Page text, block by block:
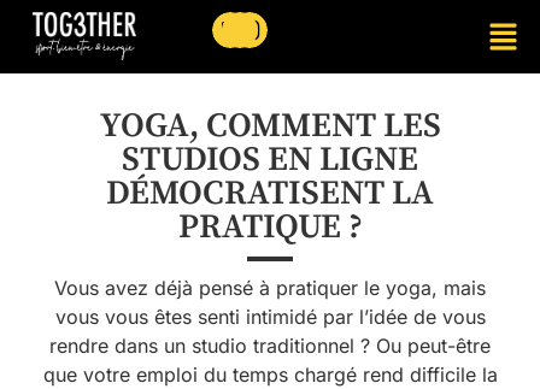
YOGA, COMMENT LES
STUDIOS EN LIGNE
DÉMOCRATISENT LA
PRATIQUE ?
Vous avez déjà pensé à pratiquer le yoga, mais
vous vous êtes senti intimidé par l’idée de vous
rendre dans un studio traditionnel ? Ou peut-être
que votre emploi du temps chargé rend difficile la